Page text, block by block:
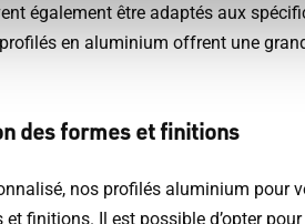
également être adaptés aux
en aluminium offrent une
des formes et finitions
nos profilés aluminium pour
finitions. Il est possible d’opter